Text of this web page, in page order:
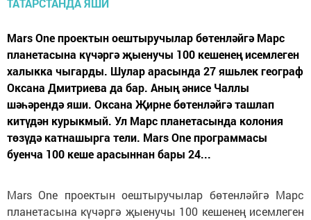
Mars One проектын оештыручылар бөтенләйгә Марс
планетасына күчәргә җыенучы 100 кешенең исемлеген
халыкка чыгарды. Шулар арасында 27 яшьлек географ
Оксана Дмитриева да бар. Аның әнисе Чаллы
шәһәрендә яши. Оксана Җирне бөтенләйгә ташлап
китүдән курыкмый. Ул Марс планетасында колония
төзүдә катнашырга тели. Mars One программасы
буенча 100 кеше арасыннан бары 24...
Mars One проектын оештыручылар бөтенләйгә Марс
планетасына күчәргә җыенучы 100 кешенең исемлеген